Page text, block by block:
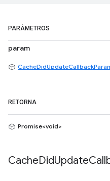
PARÂMETROS
param
RETORNA
Promise<void>
CacheDidUpdate